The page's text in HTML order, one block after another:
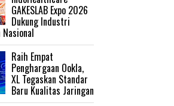
GAKESLAB Expo 2026
Dukung Industri
Raih Empat
Penghargaan Ookla,
XL Tegaskan Standar
Baru Kualitas Jaringan